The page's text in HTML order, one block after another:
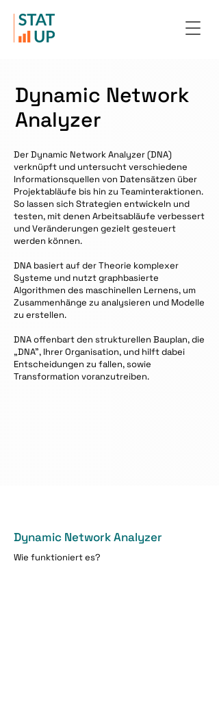
Dynamic Network
Analyzer
Der Dynamic Network Analyzer (DNA)
verknüpft und untersucht verschiedene
Informationsquellen von Datensätzen über
Projektabläufe bis hin zu Teaminteraktionen.
So lassen sich Strategien entwickeln und
testen, mit denen Arbeitsabläufe verbessert
und Veränderungen gezielt gesteuert
werden können.
DNA basiert auf der Theorie komplexer
Systeme und nutzt graphbasierte
Algorithmen des maschinellen Lernens, um
Zusammenhänge zu analysieren und Modelle
zu erstellen.
DNA offenbart den strukturellen Bauplan, die
„DNA", Ihrer Organisation, und hilft dabei
Entscheidungen zu fallen, sowie
Transformation voranzutreiben.
Dynamic Network Analyzer
Wie funktioniert es?